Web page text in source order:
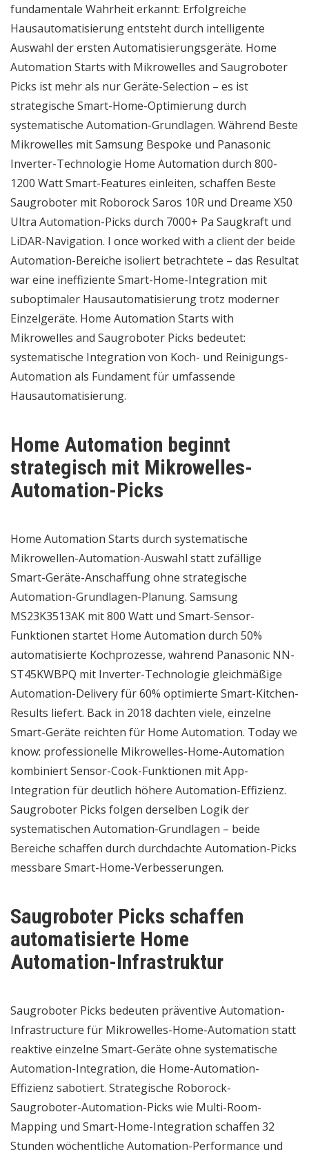
fundamentale Wahrheit erkannt: Erfolgreiche
Hausautomatisierung entsteht durch intelligente
Auswahl der ersten Automatisierungsgeräte. Home
Automation Starts with Mikrowelles and Saugroboter
Picks ist mehr als nur Geräte-Selection – es ist
strategische Smart-Home-Optimierung durch
systematische Automation-Grundlagen. Während Beste
Mikrowelles mit Samsung Bespoke und Panasonic
Inverter-Technologie Home Automation durch 800-
1200 Watt Smart-Features einleiten, schaffen Beste
Saugroboter mit Roborock Saros 10R und Dreame X50
Ultra Automation-Picks durch 7000+ Pa Saugkraft und
LiDAR-Navigation. I once worked with a client der beide
Automation-Bereiche isoliert betrachtete – das Resultat
war eine ineffiziente Smart-Home-Integration mit
suboptimaler Hausautomatisierung trotz moderner
Einzelgeräte. Home Automation Starts with
Mikrowelles and Saugroboter Picks bedeutet:
systematische Integration von Koch- und Reinigungs-
Automation als Fundament für umfassende
Hausautomatisierung.
Home Automation beginnt
strategisch mit Mikrowelles-
Automation-Picks
Home Automation Starts durch systematische
Mikrowellen-Automation-Auswahl statt zufällige
Smart-Geräte-Anschaffung ohne strategische
Automation-Grundlagen-Planung. Samsung
MS23K3513AK mit 800 Watt und Smart-Sensor-
Funktionen startet Home Automation durch 50%
automatisierte Kochprozesse, während Panasonic NN-
ST45KWBPQ mit Inverter-Technologie gleichmäßige
Automation-Delivery für 60% optimierte Smart-Kitchen-
Results liefert. Back in 2018 dachten viele, einzelne
Smart-Geräte reichten für Home Automation. Today we
know: professionelle Mikrowelles-Home-Automation
kombiniert Sensor-Cook-Funktionen mit App-
Integration für deutlich höhere Automation-Effizienz.
Saugroboter Picks folgen derselben Logik der
systematischen Automation-Grundlagen – beide
Bereiche schaffen durch durchdachte Automation-Picks
messbare Smart-Home-Verbesserungen.
Saugroboter Picks schaffen
automatisierte Home
Automation-Infrastruktur
Saugroboter Picks bedeuten präventive Automation-
Infrastructure für Mikrowelles-Home-Automation statt
reaktive einzelne Smart-Geräte ohne systematische
Automation-Integration, die Home-Automation-
Effizienz sabotiert. Strategische Roborock-
Saugroboter-Automation-Picks wie Multi-Room-
Mapping und Smart-Home-Integration schaffen 32
Stunden wöchentliche Automation-Performance und